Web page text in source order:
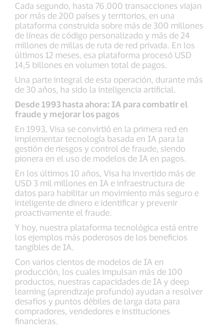
Cada segundo, hasta 76.000 transacciones viajan
por más de 200 países y territorios, en una
plataforma construida sobre más de 300 millones
de líneas de código personalizado y más de 24
millones de millas de ruta de red privada. En los
últimos 12 meses, esa plataforma procesó USD
14,5 billones en volumen total de pagos.
Una parte integral de esta operación, durante más
de 30 años, ha sido la inteligencia artificial.
Desde 1993 hasta ahora: IA para combatir el
fraude y mejorar los pagos
En 1993, Visa se convirtió en la primera red en
implementar tecnología basada en IA para la
gestión de riesgos y control de fraude, siendo
pionera en el uso de modelos de IA en pagos.
En los últimos 10 años, Visa ha invertido más de
USD 3 mil millones en IA e infraestructura de
datos para habilitar un movimiento más seguro e
inteligente de dinero e identificar y prevenir
proactivamente el fraude.
Y hoy, nuestra plataforma tecnológica está entre
los ejemplos más poderosos de los beneficios
tangibles de IA.
Con varios cientos de modelos de IA en
producción, los cuales impulsan más de 100
productos, nuestras capacidades de IA y deep
learning (aprendizaje profundo) ayudan a resolver
desafíos y puntos débiles de larga data para
compradores, vendedores e instituciones
financieras.